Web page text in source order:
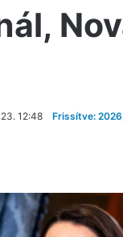
12:48 Frissítve: